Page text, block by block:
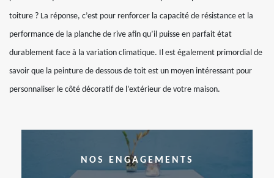
toiture ? La réponse, c’est pour renforcer la capacité de résistance et la
performance de la planche de rive afin qu’il puisse en parfait état
durablement face à la variation climatique. Il est également primordial de
savoir que la peinture de dessous de toit est un moyen intéressant pour
personnaliser le côté décoratif de l’extérieur de votre maison.
NOS ENGAGEMENTS